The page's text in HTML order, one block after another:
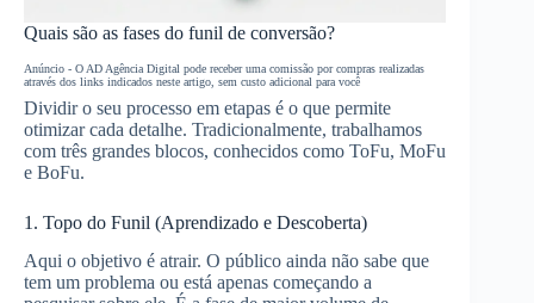
Quais são as fases do funil de conversão?
Anúncio - O AD Agência Digital pode receber uma comissão por compras realizadas
através dos links indicados neste artigo, sem custo adicional para você
Dividir o seu processo em etapas é o que permite
otimizar cada detalhe. Tradicionalmente, trabalhamos
com três grandes blocos, conhecidos como ToFu, MoFu
e BoFu.
1. Topo do Funil (Aprendizado e Descoberta)
Aqui o objetivo é atrair. O público ainda não sabe que
tem um problema ou está apenas começando a